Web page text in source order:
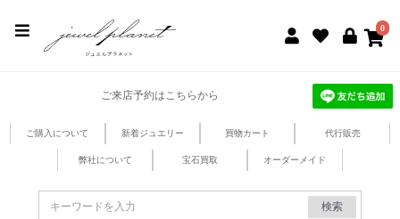
0
ご来店予約はこちらから
ご購入について 新着ジュエリー 買物カート 代行販売
弊社について 宝石買取 オーダーメイド
検索